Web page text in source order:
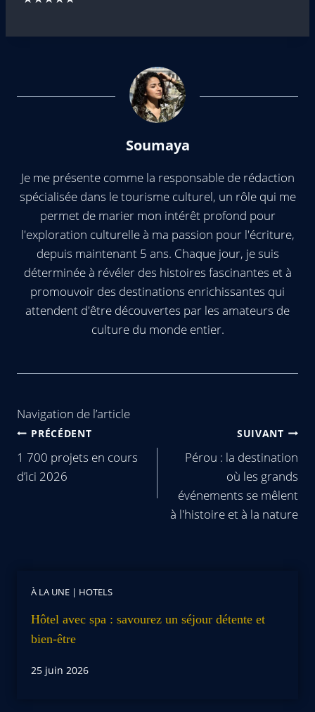
Soumaya
Je me présente comme la responsable de rédaction
spécialisée dans le tourisme culturel, un rôle qui me
permet de marier mon intérêt profond pour
l'exploration culturelle à ma passion pour l'écriture,
depuis maintenant 5 ans. Chaque jour, je suis
déterminée à révéler des histoires fascinantes et à
promouvoir des destinations enrichissantes qui
attendent d'être découvertes par les amateurs de
culture du monde entier.
Navigation de l’article
PRÉCÉDENT
1 700 projets en cours
d’ici 2026
SUIVANT
Pérou : la destination
où les grands
événements se mêlent
à l'histoire et à la nature
À LA UNE | HOTELS
Hôtel avec spa : savourez un séjour détente et
bien-être
25 juin 2026